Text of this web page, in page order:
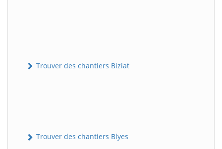
Trouver des chantiers Biziat
Trouver des chantiers Blyes